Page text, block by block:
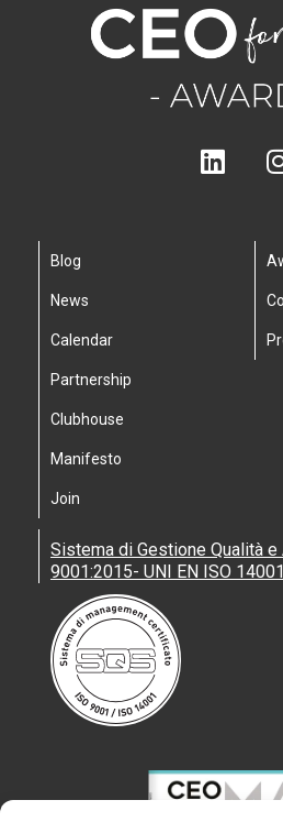
Blog
News
Calendar
Partnership
Clubhouse
Manifesto
Join
Sistema di Gestione Qualità e
9001:2015- UNI EN ISO